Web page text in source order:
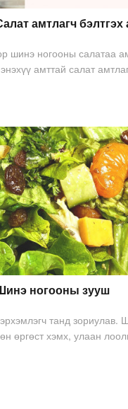
амтлагч бэлтгэх
шинэ ногооны салатаа
амттай салат
бүр хийх боломжтой
ногооны зууш
танд зориулав.
өргөст хэмх, улаан
хийх жорыг хүргэж